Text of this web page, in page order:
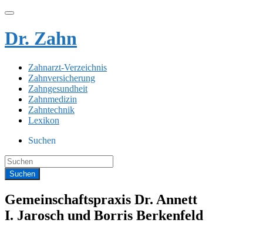
Dr. Zahn
Zahnarzt-Verzeichnis
Zahnversicherung
Zahngesundheit
Zahnmedizin
Zahntechnik
Lexikon
Suchen
Gemeinschaftspraxis Dr. Annett
I. Jarosch und Borris Berkenfeld